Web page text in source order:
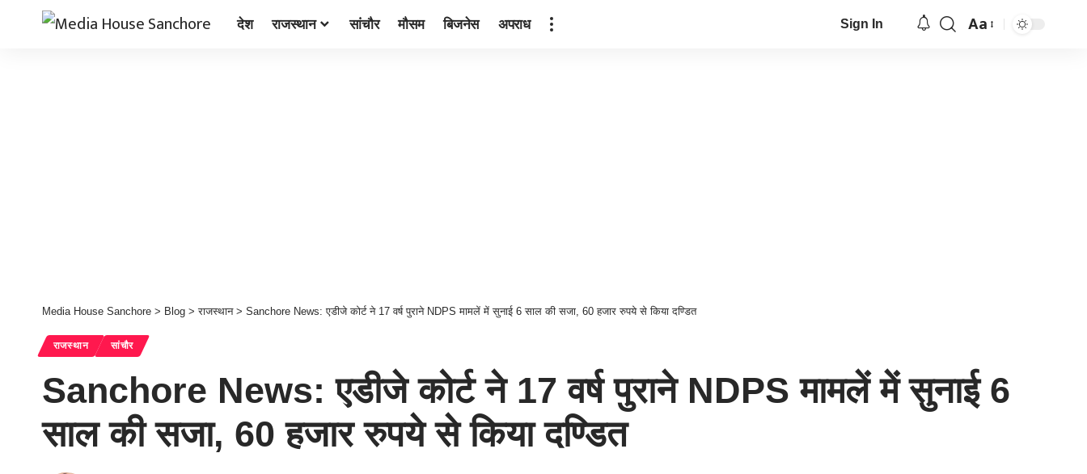
देश राजस्थान सांचौर मौसम बिजनेस अपराध Sign In
Font
Aa
Media House Sanchore > Blog >राजस्थान> Sanchore News: एडीजे कोर्ट ने 17 वर्ष पुराने NDPS मामलें में सुनाई 6 साल की सजा, 60 हजार रुपये से किया दण्डित
राजस्थान सांचौर
Sanchore News: एडीजे कोर्ट ने 17 वर्ष पुराने NDPS मामलें में सुनाई 6
साल की सजा, 60 हजार रुपये से किया दण्डित